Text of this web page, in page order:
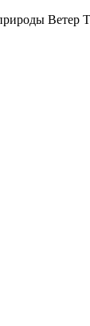
Ветер